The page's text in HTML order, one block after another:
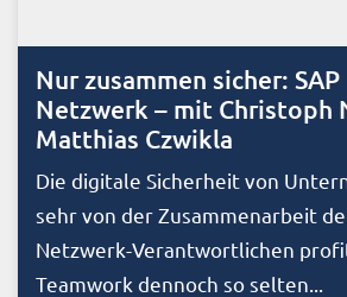
Nur zusammen sicher:
Netzwerk – mit Christoph
Matthias Czwikla
Die digitale Sicherheit von
sehr von der Zusammenarbeit
Netzwerk-Verantwortlichen
Teamwork dennoch so selten...